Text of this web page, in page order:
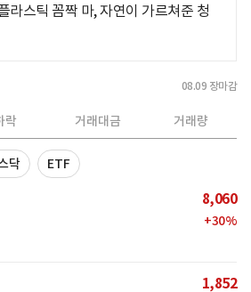
라스틱 꼼짝 마, 자연이 가르쳐준 청
08.09 장마감
락 거래대금 거래량
닥 ETF
8,060
+30%
1,852